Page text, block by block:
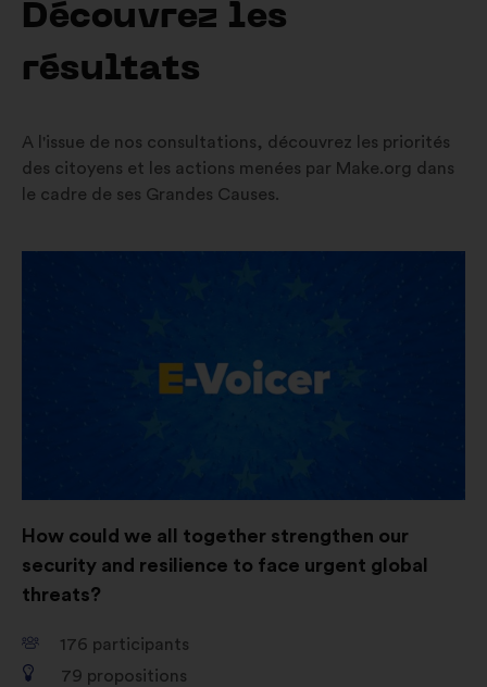
Découvrez les
résultats
A l'issue de nos consultations, découvrez les priorités
des citoyens et les actions menées par Make.org dans
le cadre de ses Grandes Causes.
How could we all together strengthen our
security and resilience to face urgent global
threats?
176 participants
79 propositions